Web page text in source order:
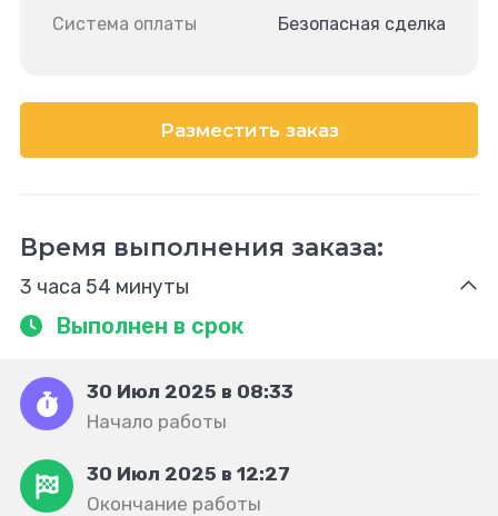
Система оплаты Безопасная сделка
Разместить заказ
Время выполнения заказа:
3 часа 54 минуты
Выполнен в срок
30 Июл 2025 в 08:33
Начало работы
30 Июл 2025 в 12:27
Окончание работы